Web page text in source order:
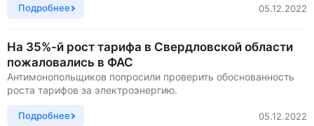
Подробнее 05.12.2022
На 35%-й рост тарифа в Свердловской области
пожаловались в ФАС
Антимонопольщиков попросили проверить обоснованность
роста тарифов за электроэнергию.
Подробнее 05.12.2022